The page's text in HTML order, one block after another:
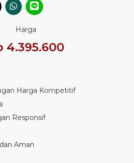
Harga
4.395.600
Harga Kompetitif
Responsif
Aman